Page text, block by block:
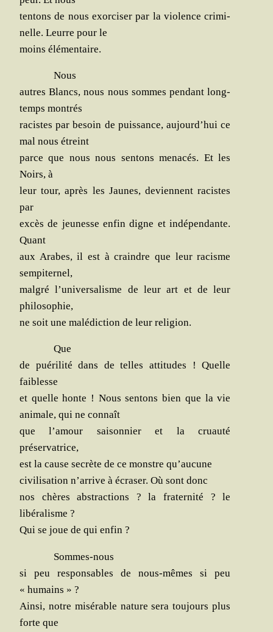
ten­tons de nous exor­ci­ser par la vio­lence cri­mi­
nelle. Leurre pour le
moins élémentaire.
Nous
autres Blancs, nous nous sommes pen­dant long­
temps montrés
racistes par besoin de puis­sance, aujourd’hui ce
mal nous étreint
parce que nous nous sen­tons mena­cés. Et les
Noirs, à
leur tour, après les Jaunes, deviennent racistes
par
excès de jeu­nesse enfin digne et indé­pen­dante.
Quant
aux Arabes, il est à craindre que leur racisme
sempiternel,
mal­gré l’universalisme de leur art et de leur
philosophie,
ne soit une malé­dic­tion de leur religion.
Que
de pué­ri­li­té dans de telles atti­tudes ! Quelle
faiblesse
et quelle honte ! Nous sen­tons bien que la vie
ani­male, qui ne connaît
que l’amour sai­son­nier et la cruau­té
préservatrice,
est la cause se­crète de ce monstre qu’aucune
civi­li­sa­tion n’arrive à écra­ser. Où sont donc
nos chères abs­trac­tions ? la fra­ter­ni­té ? le
libéralisme ?
Qui se joue de qui enfin ?
Sommes-nous
si peu res­pon­sables de nous-mêmes si peu
« humains » ?
Ain­si, notre misé­rable nature sera tou­jours plus
forte que